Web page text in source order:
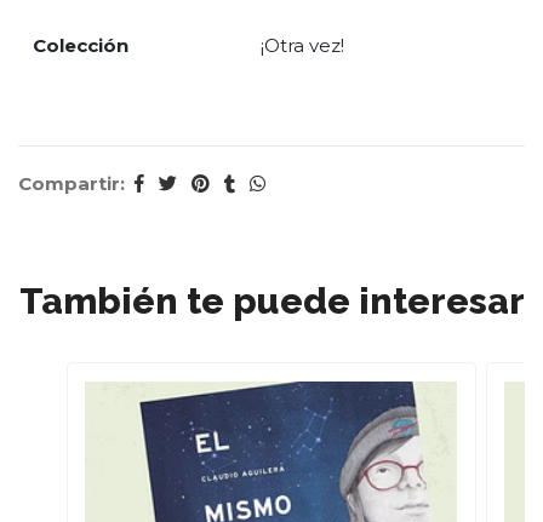
Colección ¡Otra vez!
Compartir:
También te puede interesar